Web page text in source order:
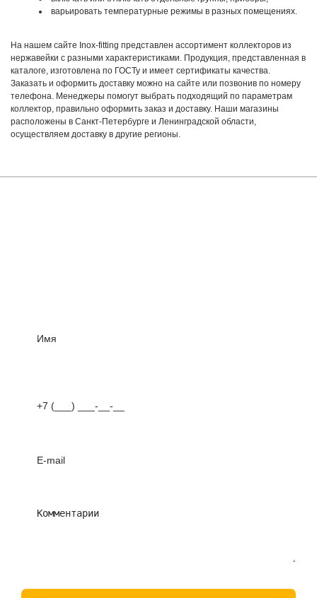
варьировать температурные режимы в разных помещениях.
На нашем сайте Inox-fitting представлен ассортимент коллекторов из
нержавейки с разными характеристиками. Продукция, представленная в
каталоге, изготовлена по ГОСТу и имеет сертификаты качества.
Заказать и оформить доставку можно на сайте или позвонив по номеру
телефона. Менеджеры помогут выбрать подходящий по параметрам
коллектор, правильно оформить заказ и доставку. Наши магазины
расположены в Санкт-Петербурге и Ленинградской области,
осуществляем доставку в другие регионы.